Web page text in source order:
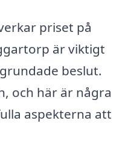
priset på
är viktigt
beslut.
och här är några
aspekterna att